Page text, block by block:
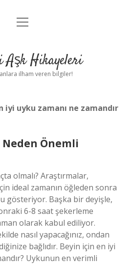
Anasayfa
Yasal Uyarı
menüyü
Aşk Hikayeleri
ilham veren bilgiler!
iyi uyku zamanı ne zamandır
Önemli
olmalı? Araştırmalar,
ideal zamanın öğleden sonra
gösteriyor. Başka bir deyişle,
6-8 saat şekerleme
olarak kabul ediliyor.
nasıl yapacağınız, ondan
bağlıdır. Beyin için en iyi
Uykunun en verimli